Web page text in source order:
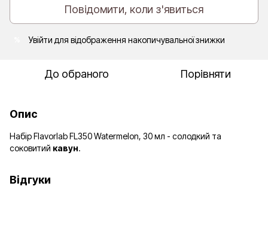
Повідомити, коли з'явиться
Увійти для відображення накопичувальної знижки
До обраного Порівняти
Опис
Набір Flavorlab FL350 Watermelon, 30 мл - солодкий та
соковитий кавун.
Відгуки